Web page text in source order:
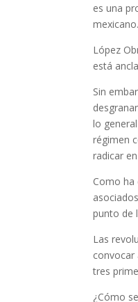
es una
mexicano.
López
está
Sin
lo
régimen
radicar
Como ha
punto de
Las
convocar
tres
¿Cómo